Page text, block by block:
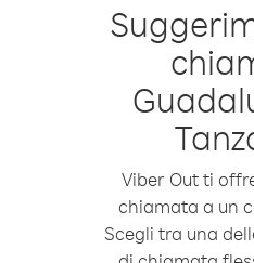
Viber Out ti
chiamata a un
Scegli tra una